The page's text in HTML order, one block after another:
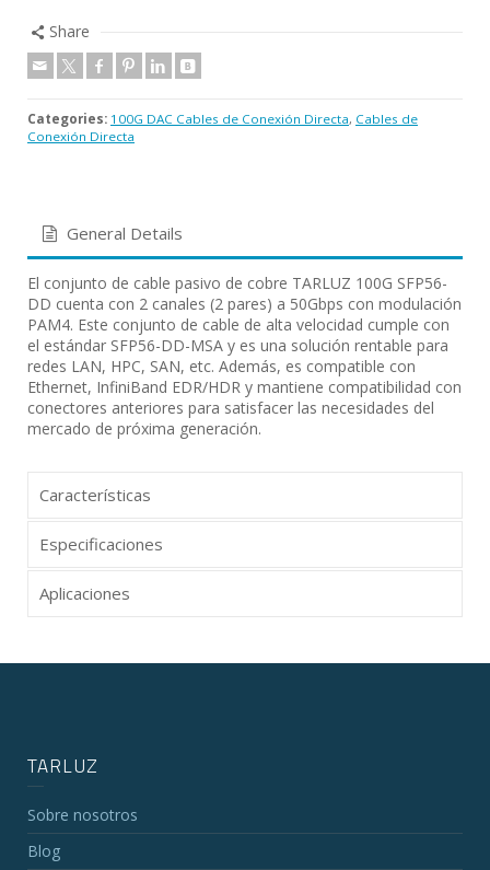
Share
Categories: 100G DAC Cables de Conexión Directa, Cables de
Conexión Directa
General Details
El conjunto de cable pasivo de cobre TARLUZ 100G SFP56-
DD cuenta con 2 canales (2 pares) a 50Gbps con modulación
PAM4. Este conjunto de cable de alta velocidad cumple con
el estándar SFP56-DD-MSA y es una solución rentable para
redes LAN, HPC, SAN, etc. Además, es compatible con
Ethernet, InfiniBand EDR/HDR y mantiene compatibilidad con
conectores anteriores para satisfacer las necesidades del
mercado de próxima generación.
Características
Especificaciones
Aplicaciones
TARLUZ
Sobre nosotros
Blog